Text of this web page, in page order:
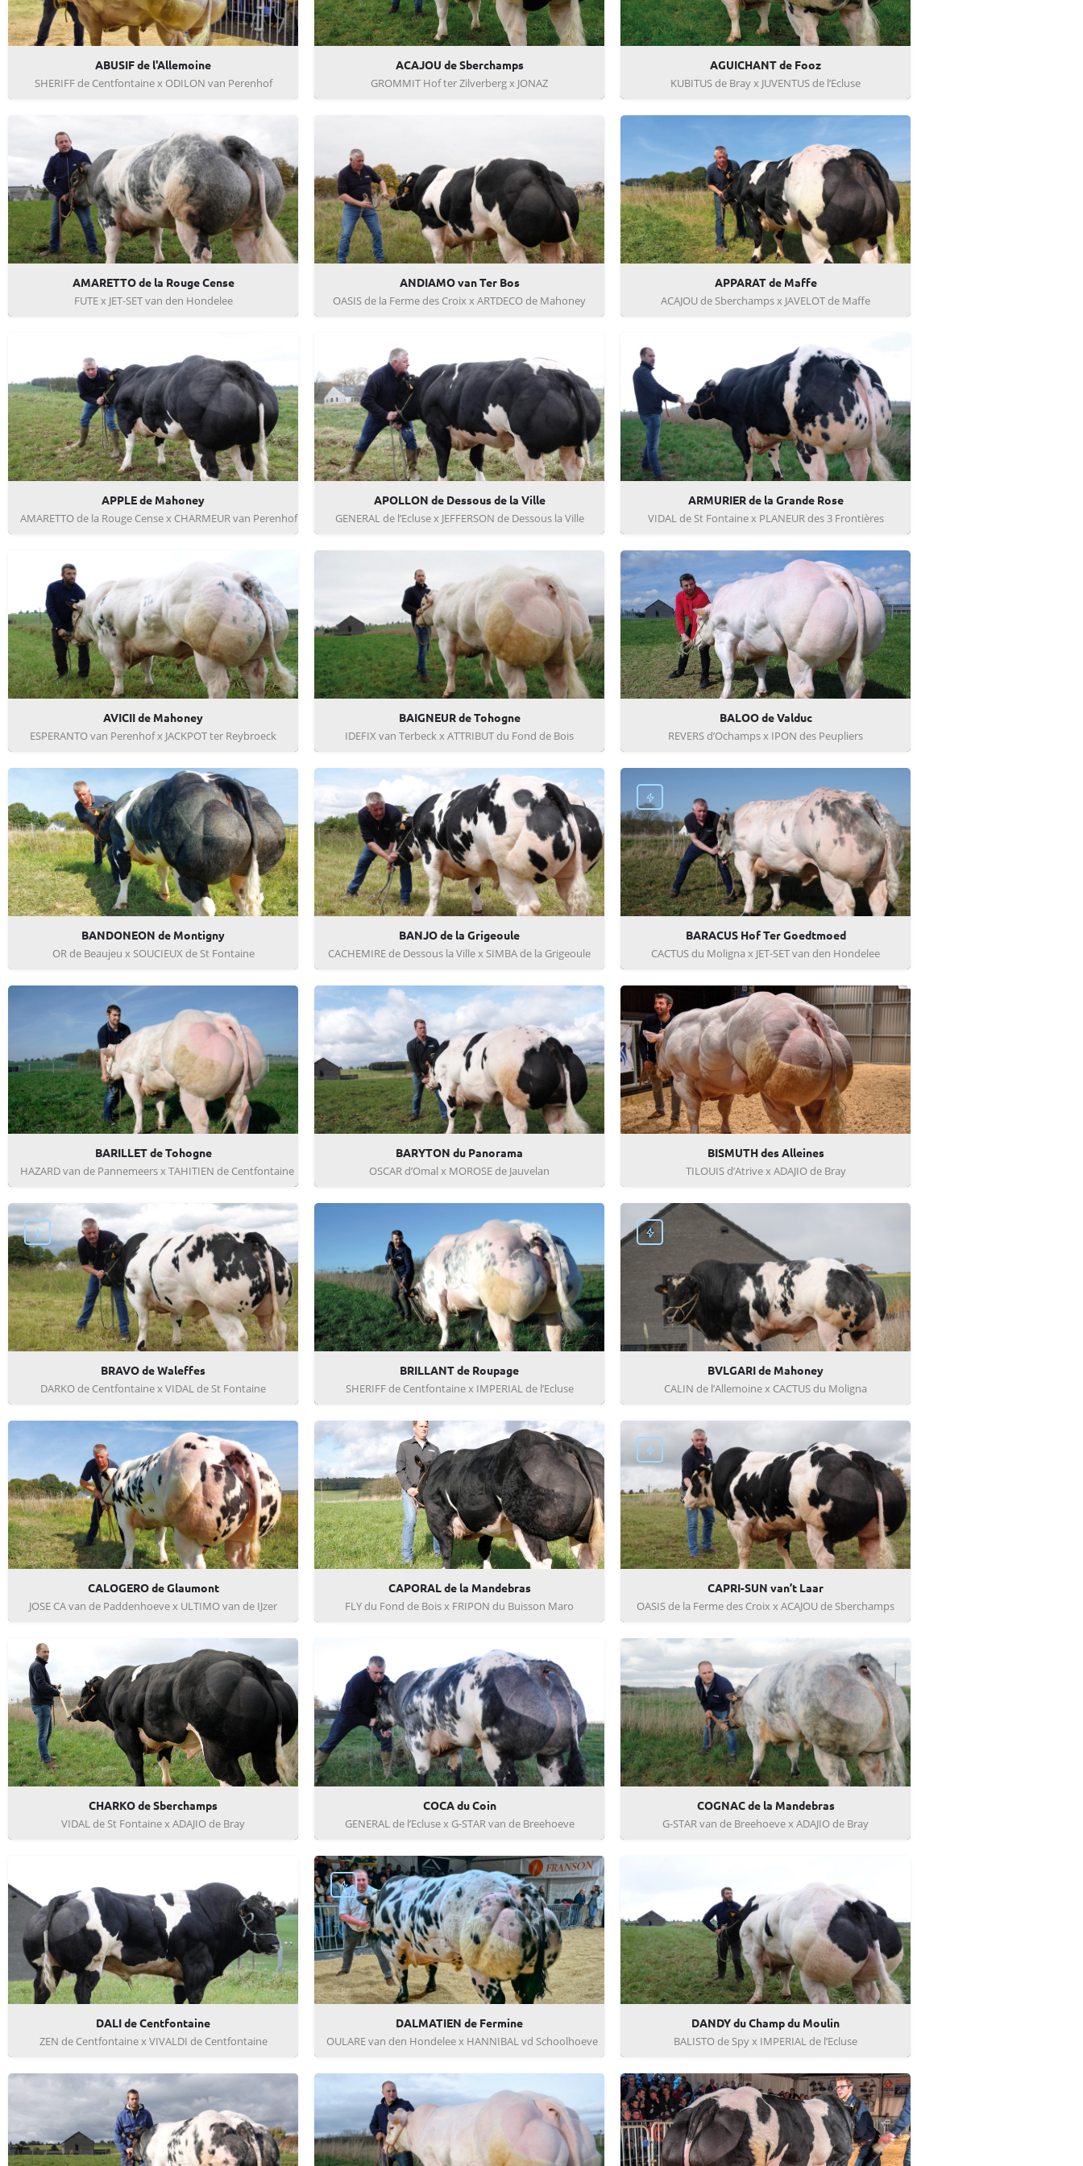
ABUSIF de l'Allemoine
SHERIFF de Centfontaine x ODILON van Perenhof
ACAJOU de Sberchamps
GROMMIT Hof ter Zilverberg x JONAZ
AGUICHANT de Fooz
KUBITUS de Bray x JUVENTUS de l’Ecluse
AMARETTO de la Rouge Cense
FUTE x JET-SET van den Hondelee
ANDIAMO van Ter Bos
OASIS de la Ferme des Croix x ARTDECO de Mahoney
APPARAT de Maffe
ACAJOU de Sberchamps x JAVELOT de Maffe
APPLE de Mahoney
AMARETTO de la Rouge Cense x CHARMEUR van Perenhof
APOLLON de Dessous de la Ville
GENERAL de l’Ecluse x JEFFERSON de Dessous la Ville
ARMURIER de la Grande Rose
VIDAL de St Fontaine x PLANEUR des 3 Frontières
AVICII de Mahoney
ESPERANTO van Perenhof x JACKPOT ter Reybroeck
BAIGNEUR de Tohogne
IDEFIX van Terbeck x ATTRIBUT du Fond de Bois
BALOO de Valduc
REVERS d’Ochamps x IPON des Peupliers
BANDONEON de Montigny
OR de Beaujeu x SOUCIEUX de St Fontaine
BANJO de la Grigeoule
CACHEMIRE de Dessous la Ville x SIMBA de la Grigeoule
BARACUS Hof Ter Goedtmoed
CACTUS du Moligna x JET-SET van den Hondelee
BARILLET de Tohogne
HAZARD van de Pannemeers x TAHITIEN de Centfontaine
BARYTON du Panorama
OSCAR d’Omal x MOROSE de Jauvelan
BISMUTH des Alleines
TILOUIS d’Atrive x ADAJIO de Bray
BRAVO de Waleffes
DARKO de Centfontaine x VIDAL de St Fontaine
BRILLANT de Roupage
SHERIFF de Centfontaine x IMPERIAL de l’Ecluse
BVLGARI de Mahoney
CALIN de l’Allemoine x CACTUS du Moligna
CALOGERO de Glaumont
JOSE CA van de Paddenhoeve x ULTIMO van de IJzer
CAPORAL de la Mandebras
FLY du Fond de Bois x FRIPON du Buisson Maro
CAPRI-SUN van’t Laar
OASIS de la Ferme des Croix x ACAJOU de Sberchamps
CHARKO de Sberchamps
VIDAL de St Fontaine x ADAJIO de Bray
COCA du Coin
GENERAL de l’Ecluse x G-STAR van de Breehoeve
COGNAC de la Mandebras
G-STAR van de Breehoeve x ADAJIO de Bray
DALI de Centfontaine
ZEN de Centfontaine x VIVALDI de Centfontaine
DALMATIEN de Fermine
OULARE van den Hondelee x HANNIBAL vd Schoolhoeve
DANDY du Champ du Moulin
BALISTO de Spy x IMPERIAL de l’Ecluse